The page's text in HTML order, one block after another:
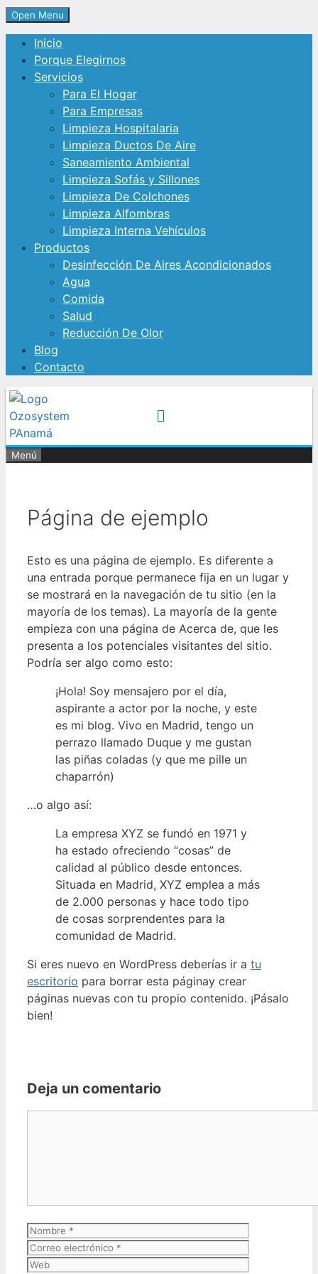
Open Menu
Inicio
Porque Elegirnos
Servicios
Para El Hogar
Para Empresas
Limpieza Hospitalaria
Limpieza Ductos De Aire
Saneamiento Ambiental
Limpieza Sofás y Sillones
Limpieza De Colchones
Limpieza Alfombras
Limpieza Interna Vehículos
Productos
Desinfección De Aires Acondicionados
Agua
Comida
Salud
Reducción De Olor
Blog
Contacto
Menú
Página de ejemplo
Esto es una página de ejemplo. Es diferente a
una entrada porque permanece fija en un lugar y
se mostrará en la navegación de tu sitio (en la
mayoría de los temas). La mayoría de la gente
empieza con una página de Acerca de, que les
presenta a los potenciales visitantes del sitio.
Podría ser algo como esto:
¡Hola! Soy mensajero por el día,
aspirante a actor por la noche, y este
es mi blog. Vivo en Madrid, tengo un
perrazo llamado Duque y me gustan
las piñas coladas (y que me pille un
chaparrón)
…o algo así:
La empresa XYZ se fundó en 1971 y
ha estado ofreciendo “cosas” de
calidad al público desde entonces.
Situada en Madrid, XYZ emplea a más
de 2.000 personas y hace todo tipo
de cosas sorprendentes para la
comunidad de Madrid.
Si eres nuevo en WordPress deberías ir a tu
escritorio para borrar esta páginay crear
páginas nuevas con tu propio contenido. ¡Pásalo
bien!
Deja un comentario